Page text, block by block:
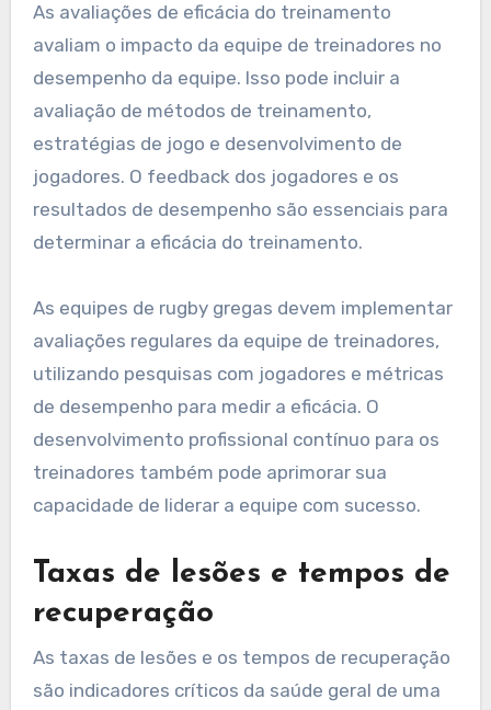
As avaliações de eficácia do treinamento
avaliam o impacto da equipe de treinadores no
desempenho da equipe. Isso pode incluir a
avaliação de métodos de treinamento,
estratégias de jogo e desenvolvimento de
jogadores. O feedback dos jogadores e os
resultados de desempenho são essenciais para
determinar a eficácia do treinamento.
As equipes de rugby gregas devem implementar
avaliações regulares da equipe de treinadores,
utilizando pesquisas com jogadores e métricas
de desempenho para medir a eficácia. O
desenvolvimento profissional contínuo para os
treinadores também pode aprimorar sua
capacidade de liderar a equipe com sucesso.
Taxas de lesões e tempos de
recuperação
As taxas de lesões e os tempos de recuperação
são indicadores críticos da saúde geral de uma